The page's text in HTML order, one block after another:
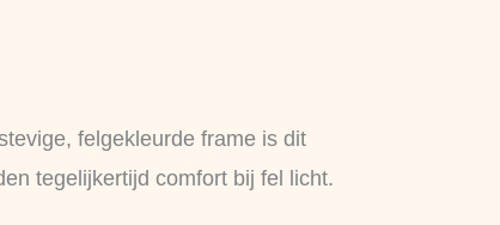
felgekleurde frame is dit
tegelijkertijd comfort bij fel licht.